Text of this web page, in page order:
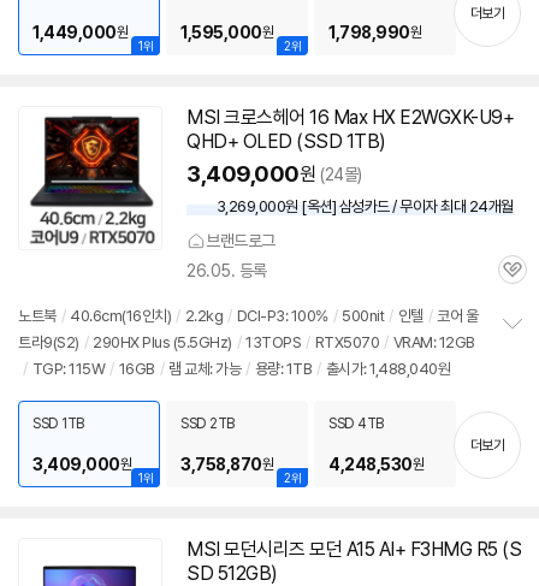
1위
1,449,000원
2위
1,595,000원 1,798,990원
더보기
MSI 크로스헤어 16 Max HX E2WGXK-U9+
QHD+ OLED (SSD 1TB)
3,409,000원 (24몰)
3,269,000원 [옥션] 삼성카드 / 무이자 최대 24개월
브랜드로그
26.05. 등록
관
노트북 / 40.6cm(16인치) / 2.2kg / DCI-P3: 100% / 500nit / 인텔 / 코어 울
트라9(S2) / 290HX Plus (5.5GHz) / 13TOPS / RTX5070 / VRAM: 12GB
/ TGP: 115W / 16GB / 램 교체: 가능 / 용량: 1TB / 출시가: 1,488,040원
기
1위
SSD 1TB
3,409,000원
2위
SSD 2TB
3,758,870원
SSD 4TB
4,248,530원
더보기
MSI 모던시리즈 모던 A15 AI+ F3HMG R5 (S
SD 512GB)